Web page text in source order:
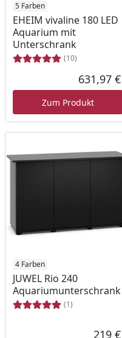
5 Farben
EHEIM vivaline 180 LED
Aquarium mit
Unterschrank
(10)
631,97 €
Zum Produkt
4 Farben
JUWEL Rio 240
Aquariumunterschrank
(1)
219 €